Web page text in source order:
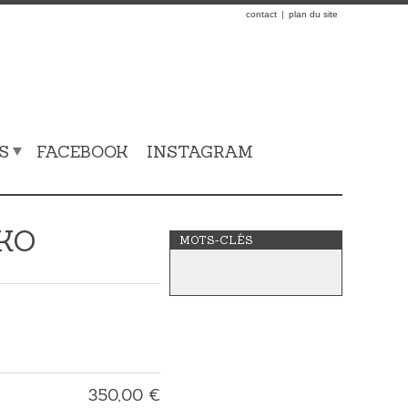
contact plan du site
FACEBOOK
INSTAGRAM
350,00 €
MOTS-CLÉS